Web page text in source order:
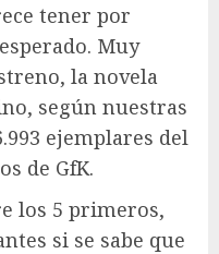
tener por
Muy
la novela
según nuestras
ejemplares del
de GfK.
los 5 primeros,
si se sabe que